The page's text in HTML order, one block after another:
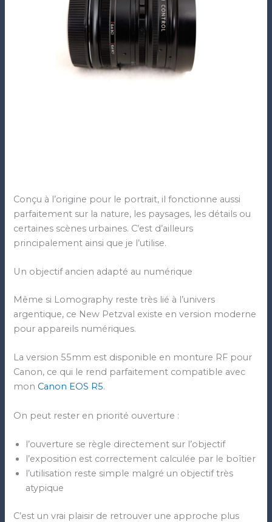
Conçu à l’origine pour le portrait, il fonctionne aussi
parfaitement sur la nature, les paysages, les détails ou
certaines scènes urbaines. C’est d’ailleurs
principalement ainsi que je l’utilise.
Un objectif ancien adapté au numérique
Même si Lomography reste très lié à l’univers
argentique, ce New Petzval existe en version moderne
pour appareils numériques.
La version 55mm est disponible en monture RF pour
Canon, ce qui le rend parfaitement compatible avec
mon Canon EOS R5.
On peut rester en priorité ouverture :
l’ouverture se règle directement sur l’objectif
l’exposition est correctement calculée par le boîtier
l’utilisation reste simple malgré un objectif très
atypique
C’est un vrai plaisir de retrouver une approche plus